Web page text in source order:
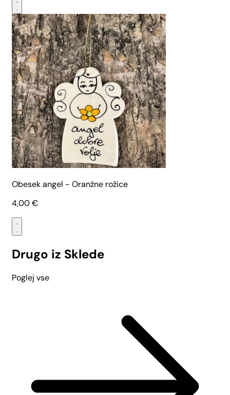
Obesek angel - Oranžne rožice
4,00€
Drugo iz Sklede
Poglej vse